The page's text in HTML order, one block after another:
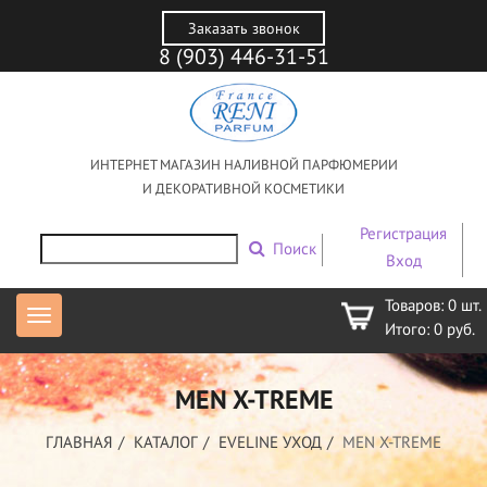
Заказать звонок
8 (903) 446-31-51
ИНТЕРНЕТ МАГАЗИН НАЛИВНОЙ ПАРФЮМЕРИИ
И ДЕКОРАТИВНОЙ КОСМЕТИКИ
Поиск
Регистрация
Вход
Товаров: 0 шт.
Итого: 0 руб.
MEN X-TREME
ГЛАВНАЯ КАТАЛОГ EVELINE УХОД MEN X-TREME